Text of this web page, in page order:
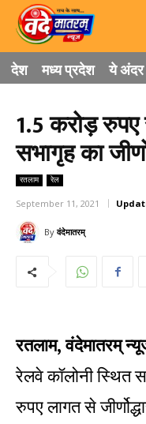
देश मध्य प्रदेश ये अंदर
1.5 करोड़
सभागृह का
रतलाम रेल
September 11, 2021
By वंदेमातरम्
रतलाम, वंदेमातरम्
रेलवे कॉलोनी स्थित
रुपए लागत से